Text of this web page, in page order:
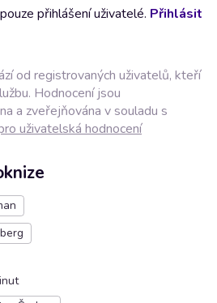
přihlášení uživatelé. Přihlásit
od registrovaných uživatelů, kteří
Hodnocení jsou
a zveřejňována v souladu s
uživatelská hodnocení